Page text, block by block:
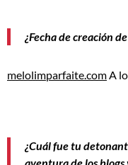
¿Fecha de creación
melolimparfaite.comA
¿Cuál fue tu